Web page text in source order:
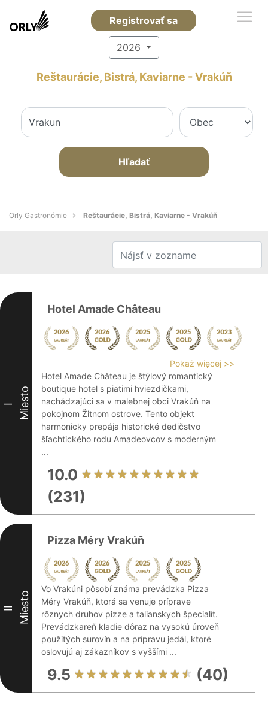
Registrovať sa
2026
Reštaurácie, Bistrá, Kaviarne - Vrakúň
Hľadať
Orly Gastronómie Reštaurácie, Bistrá, Kaviarne - Vrakúň
I Miesto
Hotel Amade Château
Pokaż więcej >>
Hotel Amade Château je štýlový romantický
boutique hotel s piatimi hviezdičkami,
nachádzajúci sa v malebnej obci Vrakúň na
pokojnom Žitnom ostrove. Tento objekt
harmonicky prepája historické dedičstvo
šľachtického rodu Amadeovcov s moderným
...
10.0
(231)
II Miesto
Pizza Méry Vrakúň
Vo Vrakúni pôsobí známa prevádzka Pizza
Méry Vrakúň, ktorá sa venuje príprave
rôznych druhov pizze a talianskych špecialít.
Prevádzkareň kladie dôraz na vysokú úroveň
použitých surovín a na prípravu jedál, ktoré
oslovujú aj zákazníkov s vyššími ...
9.5 (40)